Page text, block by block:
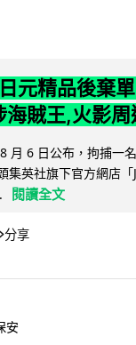
元精品後棄
海賊王,火影周
月 6 日公布，拘捕一
集英社旗下官方網店「
閱讀全文
分享
安